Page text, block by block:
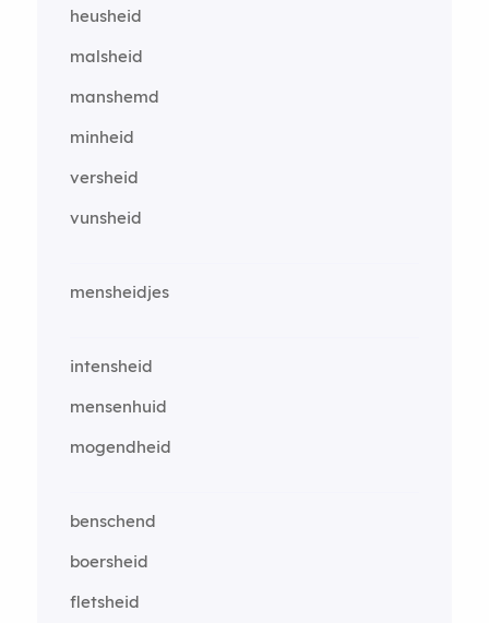
heusheid
malsheid
manshemd
minheid
versheid
vunsheid
mensheidjes
intensheid
mensenhuid
mogendheid
benschend
boersheid
fletsheid